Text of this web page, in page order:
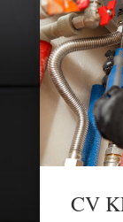
CV